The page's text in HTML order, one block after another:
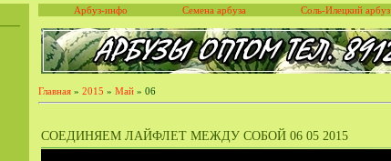
Арбуз-инфо Семена арбуза Соль-Илецкий арбуз
Главная » 2015 » Май » 06
СОЕДИНЯЕМ ЛАЙФЛЕТ МЕЖДУ СОБОЙ 06 05 2015